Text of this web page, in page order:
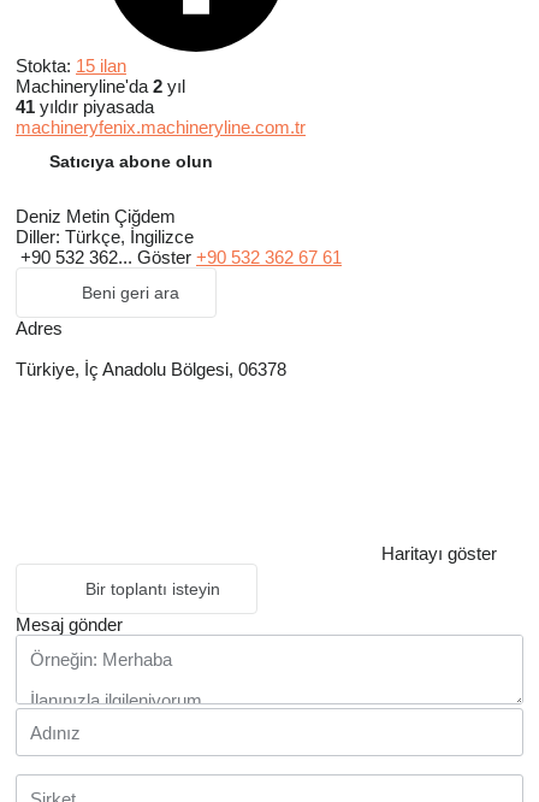
Stokta: 15 ilan
Machineryline'da 2 yıl
41 yıldır piyasada
machineryfenix.machineryline.com.tr
Satıcıya abone olun
Deniz Metin Çiğdem
Diller: Türkçe, İngilizce
+90 532 362... Göster +90 532 362 67 61
Beni geri ara
Adres
Türkiye, İç Anadolu Bölgesi, 06378
Haritayı göster
Bir toplantı isteyin
Mesaj gönder